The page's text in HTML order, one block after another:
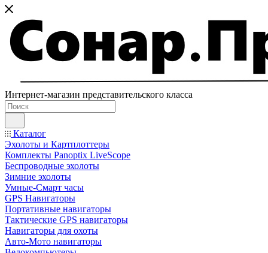
Интернет-магазин представительского класса
Каталог
Эхолоты и Картплоттеры
Комплекты Panoptix LiveScope
Беспроводные эхолоты
Зимние эхолоты
Умные-Смарт часы
GPS Навигаторы
Портативные навигаторы
Тактические GPS навигаторы
Навигаторы для охоты
Авто-Мото навигаторы